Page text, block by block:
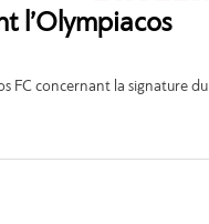
l’Olympiacos
FC concernant la signature du